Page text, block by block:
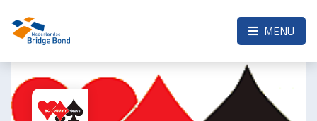
MENU